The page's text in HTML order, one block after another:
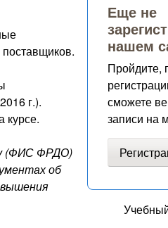
г.).
курсе.
(ФИС ФРДО)
об
Еще не
нашем
Пройдите,
сможете
записи на